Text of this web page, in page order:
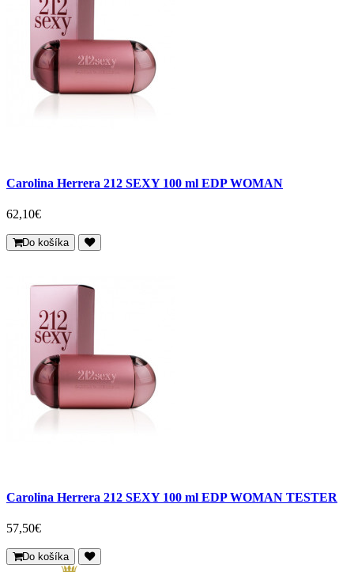
Carolina Herrera 212 SEXY 100 ml EDP WOMAN
62,10€
Do košíka
Carolina Herrera 212 SEXY 100 ml EDP WOMAN TESTER
57,50€
Do košíka